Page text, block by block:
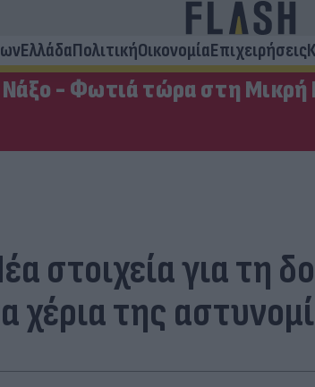
ΕλλάδαΠολιτικήΟικονομίαΕπιχειρήσεις
- Φωτιά τώρα στη Μικρή
στοιχεία για τη
χέρια της